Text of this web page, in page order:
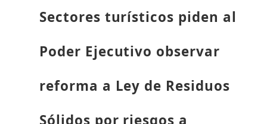
Sectores turísticos piden al
Poder Ejecutivo observar
reforma a Ley de Residuos
Sólidos por riesgos a